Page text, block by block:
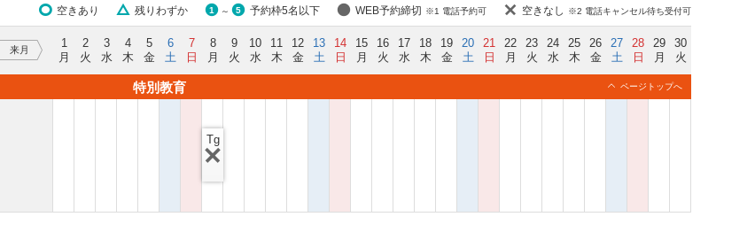
空きあり 残りわずか 1 ～ 5 予約枠5名以下 WEB予約締切 ※1 電話予約可 空きなし ※2 電話キャンセル待ち受付可
来月
1
月
2
火
3
水
4
木
5
金
6
土
7
日
8
月
9
火
10
水
11
木
12
金
13
土
14
日
15
月
16
火
17
水
18
木
19
金
20
土
21
日
22
月
23
火
24
水
25
木
26
金
27
土
28
日
29
月
30
火
特別教育 ページトップへ
Tg